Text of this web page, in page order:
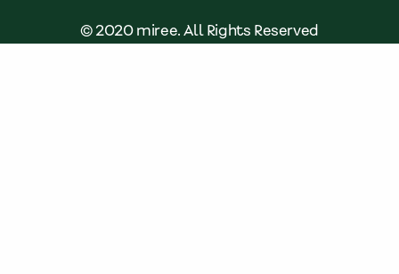
© 2020 miree. All Rights Reserved